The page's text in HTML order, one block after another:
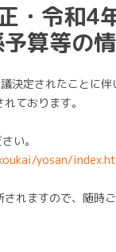
・令和
算等の
決定されたことに
ております。
い。
yosan/
れますので、随時